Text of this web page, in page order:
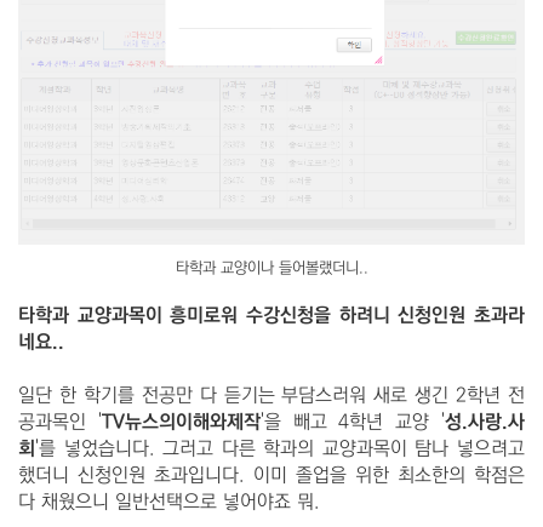
타학과 교양이나 들어볼랬더니..
타학과 교양과목이 흥미로워 수강신청을 하려니 신청인원 초과라
네요..
일단 한 학기를 전공만 다 듣기는 부담스러워 새로 생긴 2학년 전
공과목인 'TV뉴스의이해와제작'을 빼고 4학년 교양 '성.사랑.사
회 '를 넣었습니다. 그러고 다른 학과의 교양과목이 탐나 넣으려고
했더니 신청인원 초과입니다. 이미 졸업을 위한 최소한의 학점은
다 채웠으니 일반선택으로 넣어야죠 뭐.